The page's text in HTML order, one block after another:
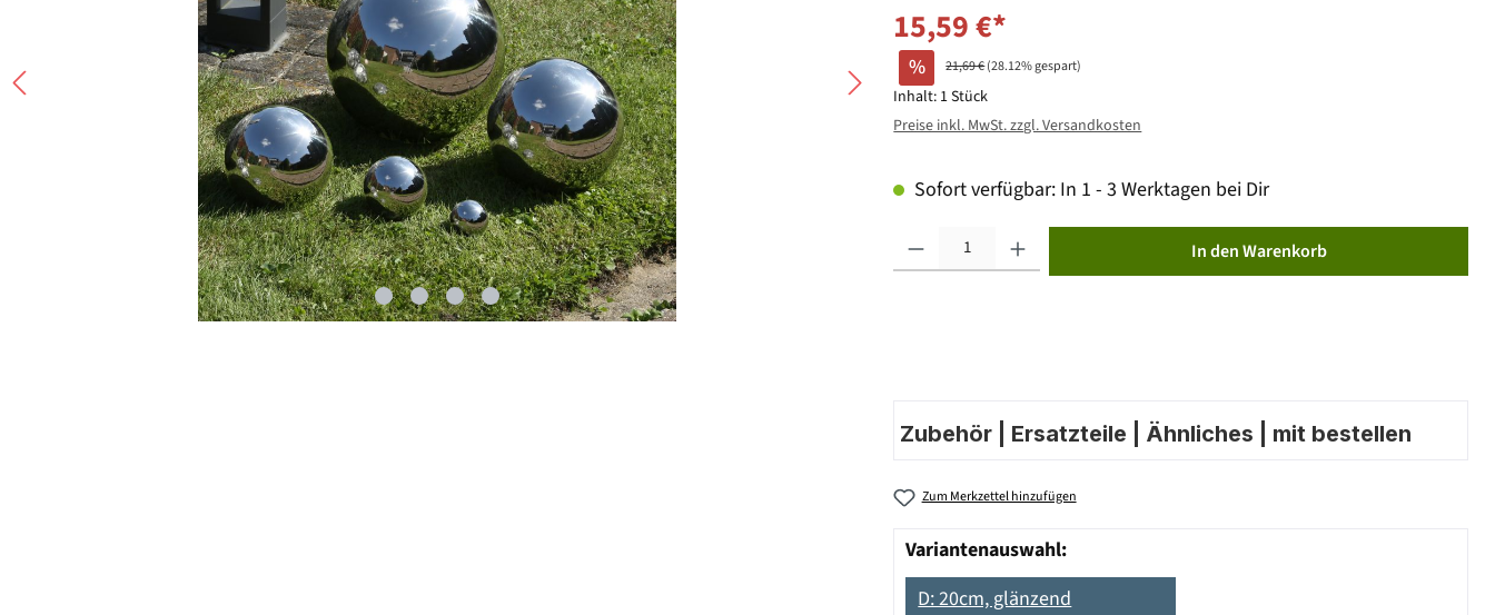
15,59 €*
% 21,69 €(28.12% gespart)
Inhalt: 1 Stück
Preise inkl. MwSt. zzgl. Versandkosten
Sofort verfügbar: In 1 - 3 Werktagen bei Dir
In den Warenkorb
Zubehör | Ersatzteile | Ähnliches | mit bestellen
Zum Merkzettel hinzufügen
Variantenauswahl:
D: 20cm, glänzend